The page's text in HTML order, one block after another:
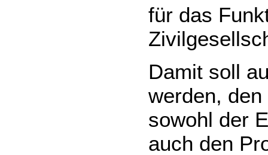
für das
Damit soll
werden,
sowohl der
auch den